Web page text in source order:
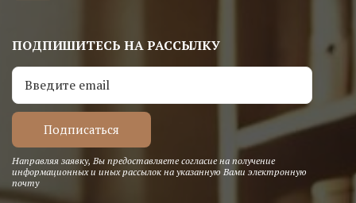
ПОДПИШИТЕСЬ НА РАССЫЛКУ
Направляя заявку, Вы предоставляете согласие на получение
информационных и иных рассылок на указанную Вами электронную
почту